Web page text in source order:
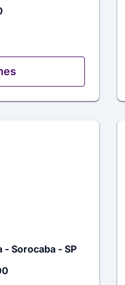
- Sorocaba - SP